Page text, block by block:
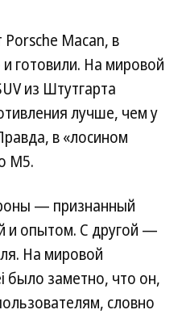
Macan, в
готовили. На мировой
из Штутгарта
лучше, чем у
в «лосином
M5.
— признанный
и опытом. С другой —
На мировой
было заметно, что он,
словно